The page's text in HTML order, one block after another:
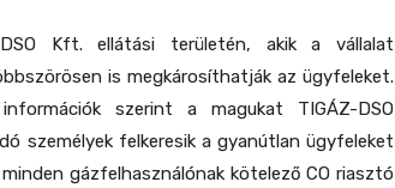
Kft. ellátási területén, akik a vállalat
is megkárosíthatják az ügyfeleket.
szerint a magukat TIGÁZ-DSO
személyek felkeresik a gyanútlan ügyfeleket
gázfelhasználónak kötelező CO riasztó